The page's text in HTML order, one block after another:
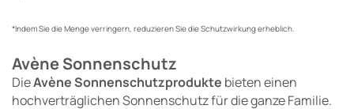
*Indem Sie die Menge verringern, reduzieren Sie die Schutzwirkung erheblich.
Avène Sonnenschutz
DieAvène Sonnenschutzprodukte bieten einen
hochverträglichen Sonnenschutz für die ganze Familie.